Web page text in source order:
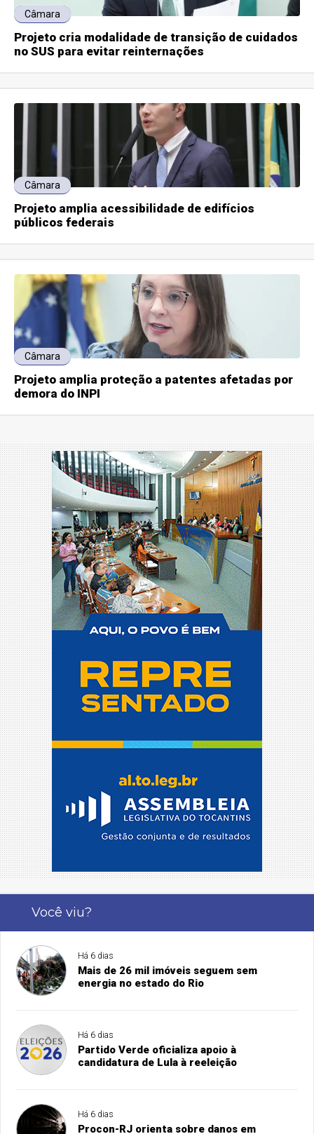
Câmara
Projeto cria modalidade de transição de cuidados
no SUS para evitar reinternações
Câmara
Projeto amplia acessibilidade de edifícios
públicos federais
Câmara
Projeto amplia proteção a patentes afetadas por
demora do INPI
Você viu?
Há 6 dias
Mais de 26 mil imóveis seguem sem
energia no estado do Rio
Há 6 dias
Partido Verde oficializa apoio à
candidatura de Lula à reeleição
Há 6 dias
Procon-RJ orienta sobre danos em